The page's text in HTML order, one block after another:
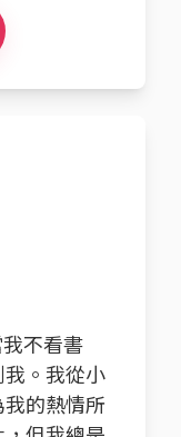
不看書
。我從小
的熱情所